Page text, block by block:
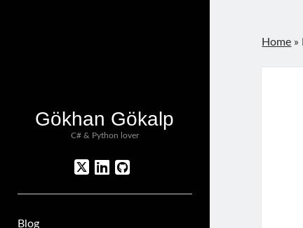
Gökhan Gökalp
C# & Python lover
twitterlinkedin
github
Blog
Home »